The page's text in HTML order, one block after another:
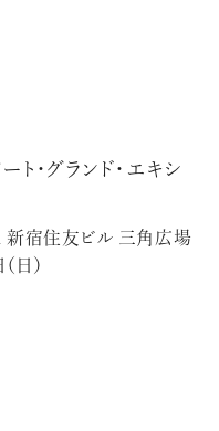
ト・グランド・エキシ
新宿住友ビル 三角広場
日）